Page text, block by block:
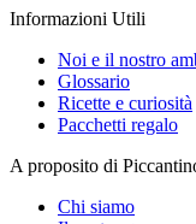
Informazioni Utili
Noi e il nostro
Glossario
Ricette e curiosità
Pacchetti regalo
A proposito di
Chi siamo